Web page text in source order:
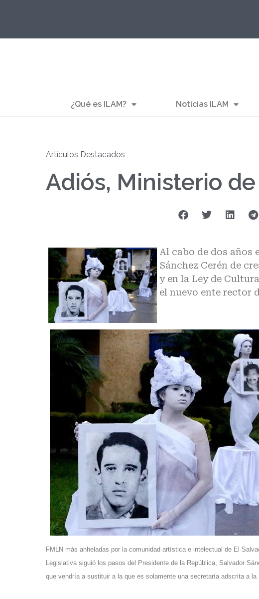
¿Qué es ILAM? Noticias ILAM
Artículos Destacados
Adiós, Ministerio
Al cabo de dos años
Sánchez Cerén de
y en la Ley de
el nuevo ente rector
FMLN más anheladas por la comunidad artística e intelectual de El
Legislativa siguió los pasos del Presidente de la República, Salvador
que vendría a sustituir a la que es solamente una secretaría adscrita a la